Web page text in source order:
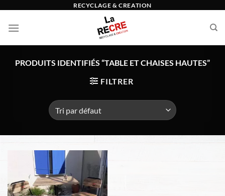
contenu
RECYCLAGE & CREATION
PRODUITS IDENTIFIÉS “TABLE ET CHAISES HAUTES”
FILTRER